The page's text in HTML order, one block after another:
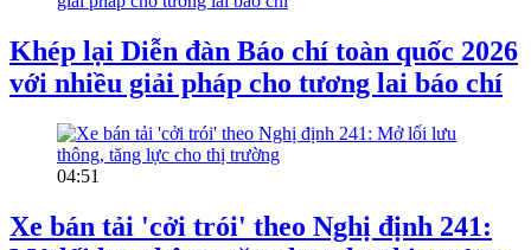
Khép lại Diễn đàn Báo chí toàn quốc 2026
với nhiều giải pháp cho tương lai báo chí
04:51
Xe bán tải 'cởi trói' theo Nghị định 241: